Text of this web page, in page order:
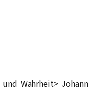
Wahrheit> Johann